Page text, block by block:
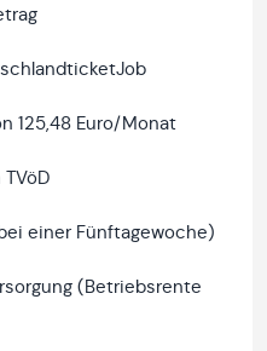
125,48 Euro/Monat
einer Fünftagewoche)
(Betriebsrente